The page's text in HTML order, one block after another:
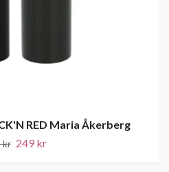
RED Maria Åkerberg
kr 249 kr